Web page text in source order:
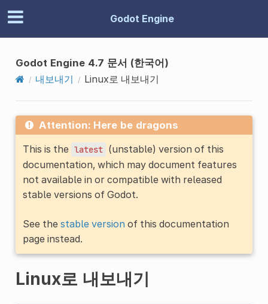
Godot Engine
Godot Engine 4.7 문서 (한국어)
내보내기
Linux로 내보내기
Attention: Here be dragons
This is the latest (unstable) version of this
documentation, which may document features
not available in or compatible with released
stable versions of Godot.
See the stable versionof this documentation
page instead.
Linux로 내보내기